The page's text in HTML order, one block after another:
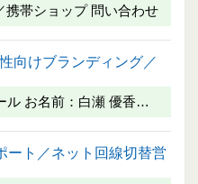
帯ショップ 問い合わせ
向けブランディング／
ル お名前：白瀬 優香…
ート／ネット回線切替営